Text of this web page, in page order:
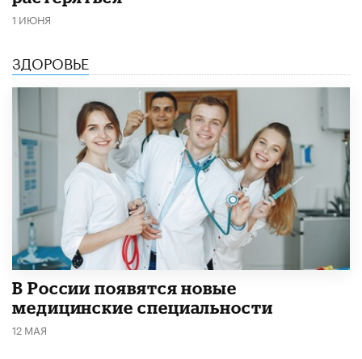
1 ИЮНЯ
ЗДОРОВЬЕ
В России появятся новые
медицинские специальности
12 МАЯ